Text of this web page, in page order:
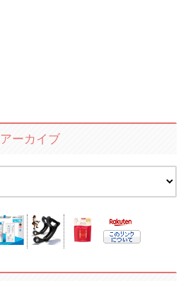
アーカイブ